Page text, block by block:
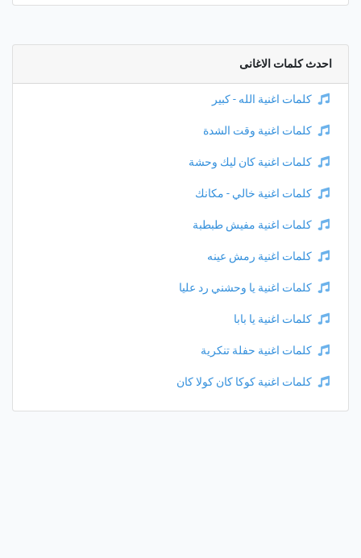
احدث كلمات الاغانى
كلمات اغنية الله - كبير
كلمات اغنية وقت الشدة
كلمات اغنية كان ليك وحشة
كلمات اغنية خالي - مكانك
كلمات اغنية مفيش طبطبة
كلمات اغنية رمش عينه
كلمات اغنية يا وحشني رد عليا
كلمات اغنية يا بابا
كلمات اغنية حفلة تنكرية
كلمات اغنية كوكا كان كولا كان